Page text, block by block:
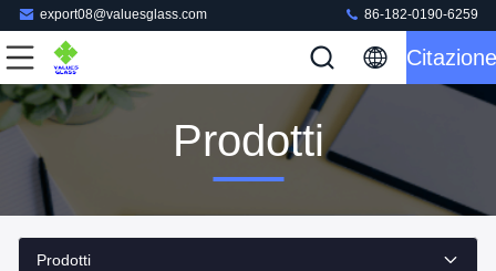
export08@valuesglass.com 86-182-0190-6259
Citazione
Prodotti
Prodotti